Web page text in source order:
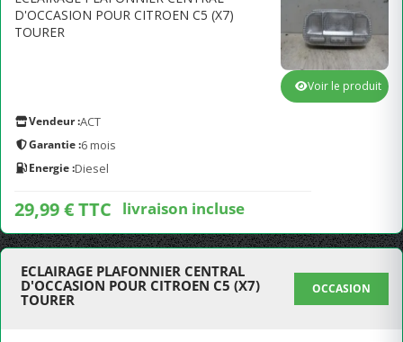
D'OCCASION POUR CITROEN C5 (X7)
TOURER
Vendeur :ACT
Garantie :6 mois
Energie :Diesel
29,99 € TTC livraison incluse
Voir le produit
ECLAIRAGE PLAFONNIER CENTRAL
D'OCCASION POUR CITROEN C5 (X7)
TOURER
OCCASION